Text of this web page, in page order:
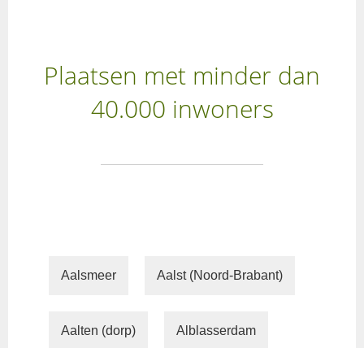
Plaatsen met minder dan
40.000 inwoners
Aalsmeer Aalst (Noord-Brabant)
Aalten (dorp) Alblasserdam